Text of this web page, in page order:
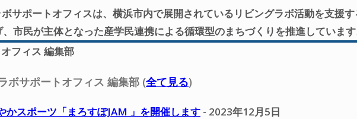
サポートオフィスは、横浜市内で展開されているリビングラボ活動を支援
市民が主体となった産学民連携による循環型のまちづくりを推進しています
ボサポートオフィス 編集部 (全て見る)
かスポーツ「まろすぽJAM 」を開催します - 2023年12月5日